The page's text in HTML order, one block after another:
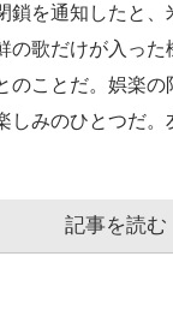
鎖を通知したと
の歌だけが入っ
のことだ。娯楽
しみのひとつだ
記事を読む